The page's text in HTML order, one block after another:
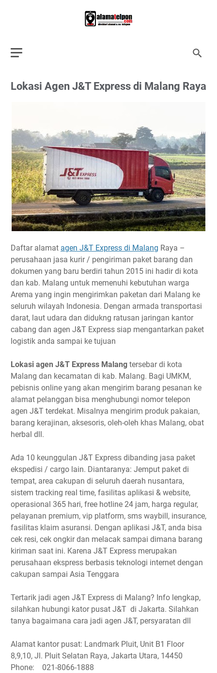
Lokasi Agen J&T Express di Malang Raya
Daftar alamat agen J&T Express di Malang Raya –
perusahaan jasa kurir / pengiriman paket barang dan
dokumen yang baru berdiri tahun 2015 ini hadir di kota
dan kab. Malang untuk memenuhi kebutuhan warga
Arema yang ingin mengirimkan paketan dari Malang ke
seluruh wilayah Indonesia. Dengan armada transportasi
darat, laut udara dan didukng ratusan jaringan kantor
cabang dan agen J&T Express siap mengantarkan paket
logistik anda sampai ke tujuan
Lokasi agen J&T Express Malang tersebar di kota
Malang dan kecamatan di kab. Malang. Bagi UMKM,
pebisnis online yang akan mengirim barang pesanan ke
alamat pelanggan bisa menghubungi nomor telepon
agen J&T terdekat. Misalnya mengirim produk pakaian,
barang kerajinan, aksesoris, oleh-oleh khas Malang, obat
herbal dll.
Ada 10 keunggulan J&T Express dibanding jasa paket
ekspedisi / cargo lain. Diantaranya: Jemput paket di
tempat, area cakupan di seluruh daerah nusantara,
sistem tracking real time, fasilitas aplikasi & website,
operasional 365 hari, free hotline 24 jam, harga regular,
pelayanan premium, vip platform, sms waybill, insurance,
fasilitas klaim asuransi. Dengan aplikasi J&T, anda bisa
cek resi, cek ongkir dan melacak sampai dimana barang
kiriman saat ini. Karena J&T Express merupakan
perusahaan ekspress berbasis teknologi internet dengan
cakupan sampai Asia Tenggara
Tertarik jadi agen J&T Express di Malang? Info lengkap,
silahkan hubungi kator pusat J&T di Jakarta. Silahkan
tanya bagaimana cara jadi agen J&T, persyaratan dll
Alamat kantor pusat: Landmark Pluit, Unit B1 Floor
8,9,10, Jl. Pluit Selatan Raya, Jakarta Utara, 14450
Phone: 021-8066-1888